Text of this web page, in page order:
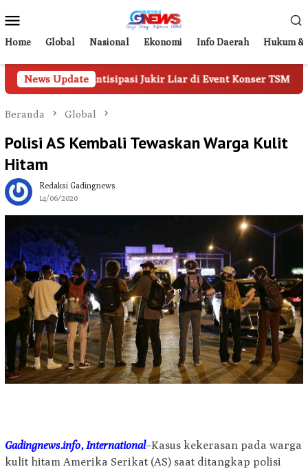
ke
kontenMobile
Home Global Nasional Ekonomi Info Daerah Hukum &
News Update
Antisipasi Jukir Liar di Event Konser TSM Tampil di
Beranda Global
Polisi AS Kembali Tewaskan Warga Kulit
Hitam
Redaksi Gadingnews
14/06/2020
Gadingnews.info, International–Kasus kekerasan pada warga
kulit hitam Amerika Serikat (AS) saat ditangkap polisi